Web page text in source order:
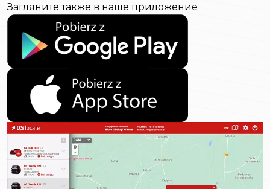
Загляните также в наше приложение